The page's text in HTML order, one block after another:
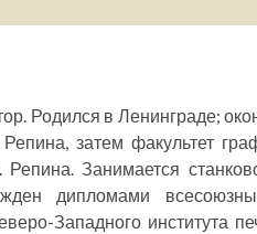
Родился в Ленинграде;
затем факультет
Занимается
дипломами
Западного института